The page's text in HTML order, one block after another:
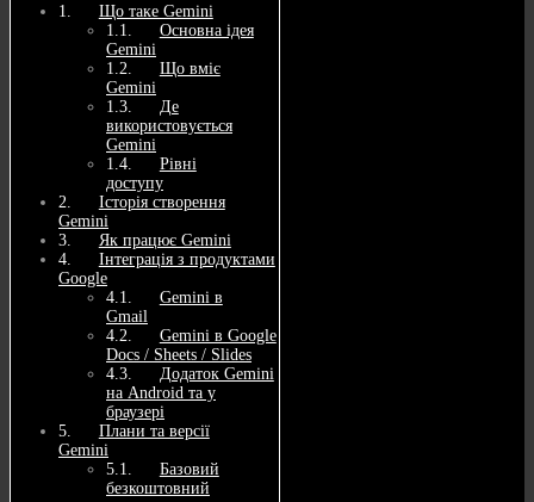
Що таке Gemini
Основна ідея
Gemini
Що вміє
Gemini
Де
використовується
Gemini
Рівні
доступу
Історія створення
Gemini
Як працює Gemini
Інтеграція з продуктами
Google
Gemini в
Gmail
Gemini в Google
Docs / Sheets / Slides
Додаток Gemini
на Android та у
браузері
Плани та версії
Gemini
Базовий
безкоштовний